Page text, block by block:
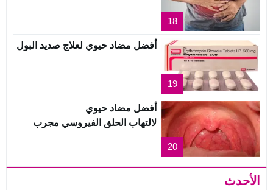
18
19
أفضل مضاد حيوي لعلاج صديد البول
20
أفضل مضاد حيوي
لالتهاب الحلق الفيروسي مجرب
الأحدث